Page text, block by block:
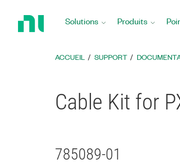
Solutions Produits
ACCUEIL SUPPORT
Cable Kit for
785089-01